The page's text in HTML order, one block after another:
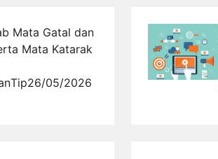
Mata Gatal dan
Mata Katarak
Tips26/05/2026